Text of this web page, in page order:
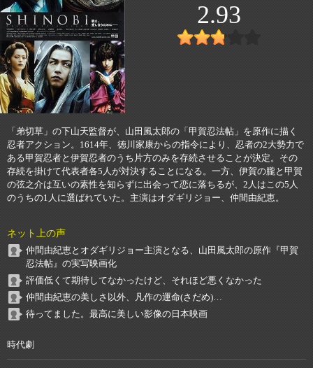
2.93
「弟切草」の下山天監督が、山田風太郎の「甲賀忍法帖」を原作に描く
忍者アクション。1614年、徳川家康からの指令により、忍者の2大勢力で
ある甲賀忍者と伊賀忍者のうち片方のみを存続させることが決定。その
存続を掛けて代表者各5人が対決することになる。一方、伊賀の朧と甲賀
の弦之介は互いの素性を知らずに出会って恋に落ちるが、2人はこの5人
のうちの1人に選ばれていた。主演はオダギリジョー、仲間由紀恵。
ネット上の声
仲間由紀恵とオダギリジョー主演となる、山田風太郎の原作『甲賀
忍法帖』の実写映画化
評価低くて期待してなかったけど、それほど悪くなかった
仲間由紀恵の美しさ以外、凡作の運命(さだめ)…
待ってました。最高に美しい影像の日本映画
時代劇